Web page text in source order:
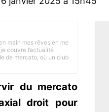
main mes rêves en me
couvre l’actualité
de mercato, où un club
du mercato
droit pour